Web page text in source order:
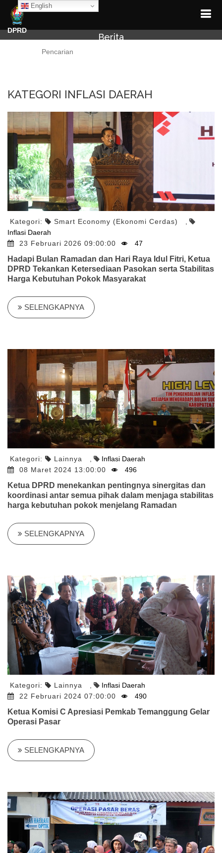
English
DPRD
Berita
KATEGORI INFLASI DAERAH
Kategori: Smart Economy (Ekonomi Cerdas)
Inflasi Daerah
23 Februari 2026 09:00:00
47
Hadapi Bulan Ramadan dan Hari Raya Idul Fitri, Ketua
DPRD Tekankan Ketersediaan Pasokan serta Stabilitas
Harga Kebutuhan Pokok Masyarakat
SELENGKAPNYA
Kategori: Lainnya
Inflasi Daerah
08 Maret 2024 13:00:00
496
Ketua DPRD menekankan pentingnya sinergitas dan
koordinasi antar semua pihak dalam menjaga stabilitas
harga kebutuhan pokok menjelang Ramadan
SELENGKAPNYA
Kategori: Lainnya
Inflasi Daerah
22 Februari 2024 07:00:00
490
Ketua Komisi C Apresiasi Pemkab Temanggung Gelar
Operasi Pasar
SELENGKAPNYA